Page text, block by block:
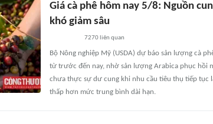
Giá cà phê hôm nay 5/8: Nguồn
khó giảm sâu
7270 liên quan
Bộ Nông nghiệp Mỹ (USDA) dự báo sản lượng cà
từ trước đến nay, nhờ sản lượng Arabica phục hồi
chưa thực sự dư cung khi nhu cầu tiêu thụ tiếp tục
thấp hơn mức trung bình dài hạn.